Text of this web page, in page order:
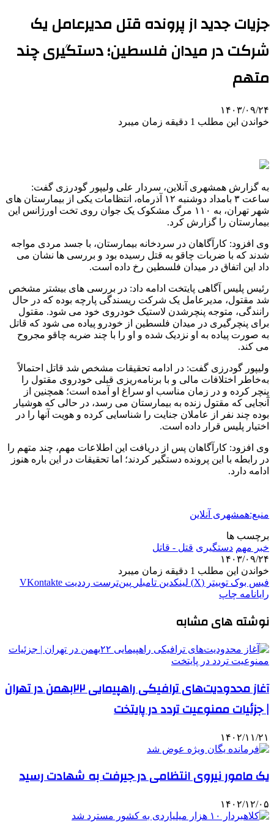
جزیات جدید از پرونده قتل مدیرعامل یک
شرکت در میدان فلسطین؛ دستگیری چند
متهم
۱۴۰۳/۰۹/۲۴
خواندن این مطلب 1 دقیقه زمان میبرد
به گزارش همشهری آنلاین،‌ سردار علی ولیپور گودرزی گفت:
ساعت ۳ بامداد دوشنبه ۱۲ آذرماه، انتظامات یکی از بیمارستان های
شهر تهران، به ۱۱۰ مرگ مشکوک یک جوان روی تخت اورژانس این
بیمارستان را گزارش کرد.
وی افزود: کارآگاهان در سردخانه بیمارستان، با جسد مردی مواجه
شدند که با ضربات چاقو به قتل رسیده بود و بررسی ها نشان می
داد این اتفاق در میدان فلسطین رخ داده است.
رئیس پلیس آگاهی پایتخت ادامه داد: در بررسی های بیشتر مشخص
شد مقتول، مدیرعامل یک شرکت ریسندگی پارچه بوده که در حال
رانندگی، متوجه پنچرشدن لاستیک خودروی خود می شود. مقتول
برای پنچرگیری در میدان فلسطین از خودرو پیاده می شود که قاتل
به صورت پیاده به او نزدیک شده و او را با چند ضربه چاقو مجروح
می کند.
ولیپور گودرزی گفت: در ادامه تحقیقات مشخص شد قاتل احتمالاً
به‌خاطر اختلافات مالی و با برنامه‌ریزی قبلی خودروی مقتول را
پنچر کرده و در زمان مناسب او سراغ او آمده است؛ همچنین از
آنجایی که مقتول زنده به بیمارستان می رسد، در حالی که هوشیار
بوده چند نفر از عاملان جنایت را شناسایی کرده و هویت آنها را در
اختیار پلیس قرار داده است.
وی افزود: کارآگاهان پس از دریافت این اطلاعات مهم، چند متهم را
در رابطه با این پرونده دستگیر کردند؛ اما تحقیقات در این باره هنوز
ادامه دارد.
منبع:همشهری آنلاین
برچسب ها
خبر مهم دستگیری قتل - قاتل
۱۴۰۳/۰۹/۲۴
خواندن این مطلب 1 دقیقه زمان میبرد
فیس بوک توییتر (X) لینکدین ‫تامبلر ‫پین‌ترست ‫رددیت ‫VKontakte
رایانامه چاپ
نوشته های مشابه
آغاز محدودیت‌های ترافیکی راهپیمایی ۲۲بهمن در تهران
| جزئیات ممنوعیت تردد در پایتخت
۱۴۰۲/۱۱/۲۱
یک مامور نیروی انتظامی در جیرفت به شهادت رسید
۱۴۰۲/۱۲/۰۵